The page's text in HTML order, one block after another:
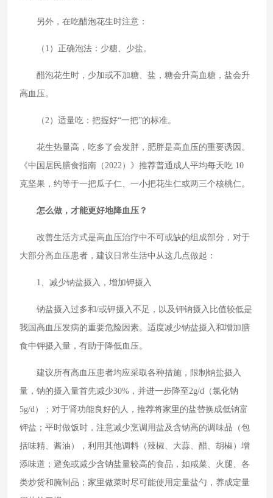
另外，在吃醋泡花生时注意：
（1）正确泡法：少糖、少盐。
醋泡花生时，少加或不加糖、盐，糖会升高血糖，盐会升
高血压。
（2）适量吃：把握好“一把”的标准。
花生热量高，吃多了会发胖，肥胖是高血压的重要诱因。
《中国居民膳食指南（2022）》推荐普通成人平均每天吃 10
克坚果，约等于一把瓜子仁、一小把花生仁或两三个核桃仁。
怎么做，才能更好地降血压？
改善生活方式是高血压治疗中不可或缺的组成部分，对于
大部分高血压患者，建议日常生活中从这几点做起：
1、减少钠盐摄入，增加钾摄入
钠盐摄入过多和/或钾摄入不足，以及钾钠摄入比值较低是
我国高血压发病的重要危险因素。适度减少钠盐摄入和增加膳
食中钾摄入量，有助于降低血压。
建议所有高血压患者均应采取各种措施，限制钠盐摄入
量，钠的摄入量首先减少30%，并进一步降至2g/d（氯化钠
5g/d）；对于肾功能良好的人，推荐将家里的盐替换成低钠富
钾盐；平时做饭时，注意减少烹调用盐及含钠高的调味品（包
括味精、酱油），利用其他调料（辣椒、大蒜、醋、胡椒）增
添味道；避免或减少含钠盐量较高的食品，如咸菜、火腿、各
类炒货和腌制品；家里做菜时尽可能使用定量盐勺，养成定量